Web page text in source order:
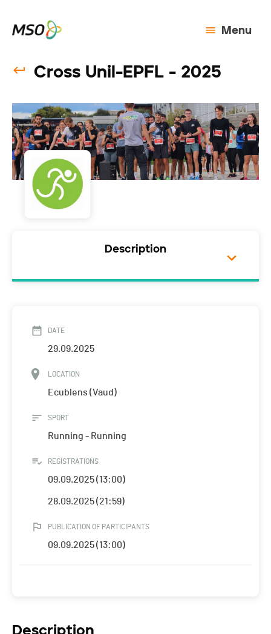
Menu
Cross Unil-EPFL - 2025
Description
DATE
29.09.2025
LOCATION
Ecublens (Vaud)
SPORT
Running - Running
REGISTRATIONS
09.09.2025 (13:00)
28.09.2025 (21:59)
PUBLICATION OF PARTICIPANTS
09.09.2025 (13:00)
Description